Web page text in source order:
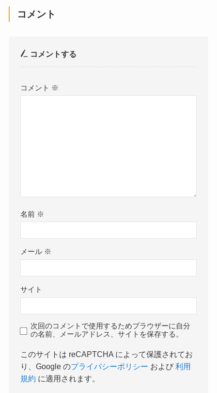
コメント
コメントする
コメント ※
名前 ※
メール ※
サイト
次回のコメントで使用するためブラウザーに自分
の名前、メールアドレス、サイトを保存する。
このサイトは reCAPTCHA によって保護されてお
り、Google のプライバシーポリシー および利用
規約 に適用されます。